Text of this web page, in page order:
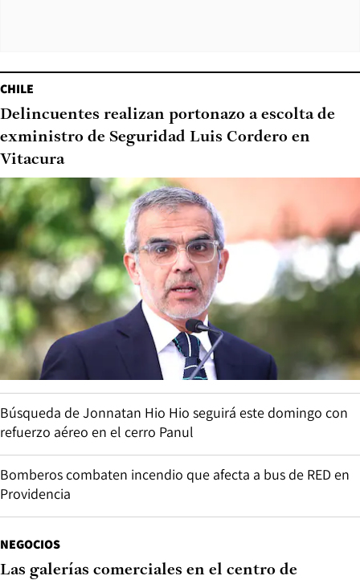
CHILE
Delincuentes realizan portonazo a escolta de
exministro de Seguridad Luis Cordero en
Vitacura
Búsqueda de Jonnatan Hio Hio seguirá este domingo con
refuerzo aéreo en el cerro Panul
Bomberos combaten incendio que afecta a bus de RED en
Providencia
NEGOCIOS
Las galerías comerciales en el centro de